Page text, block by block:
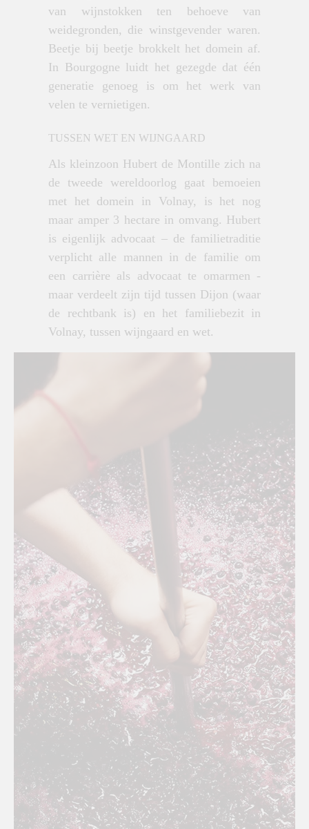
van wijnstokken ten behoeve van
weidegronden, die winstgevender waren.
Beetje bij beetje brokkelt het domein af.
In Bourgogne luidt het gezegde dat één
generatie genoeg is om het werk van
velen te vernietigen.
TUSSEN WET EN WIJNGAARD
Als kleinzoon Hubert de Montille zich na
de tweede wereldoorlog gaat bemoeien
met het domein in Volnay, is het nog
maar amper 3 hectare in omvang. Hubert
is eigenlijk advocaat – de familietraditie
verplicht alle mannen in de familie om
een carrière als advocaat te omarmen -
maar verdeelt zijn tijd tussen Dijon (waar
de rechtbank is) en het familiebezit in
Volnay, tussen wijngaard en wet.